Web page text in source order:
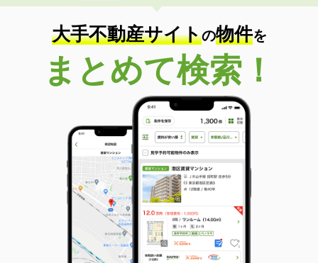
大手不動産サイトの物件を
まとめて検索！